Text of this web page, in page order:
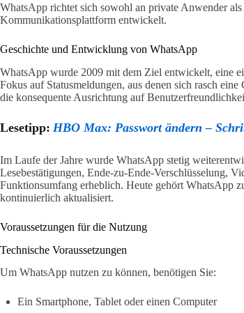
WhatsApp richtet sich sowohl an private Anwender
Kommunikationsplattform entwickelt.
Geschichte und Entwicklung von WhatsApp
WhatsApp wurde 2009 mit dem Ziel entwickelt, eine
Fokus auf Statusmeldungen, aus denen sich rasch
die konsequente Ausrichtung auf
Lesetipp: HBO Max: Passwort ändern –
Im Laufe der Jahre wurde WhatsApp stetig
Lesebestätigungen, Ende-zu-Ende-Verschlüsselung,
Funktionsumfang erheblich. Heute gehört WhatsApp
kontinuierlich aktualisiert.
Voraussetzungen für die Nutzung
Technische Voraussetzungen
Um WhatsApp nutzen zu können, benötigen Sie:
Ein Smartphone, Tablet oder einen Computer